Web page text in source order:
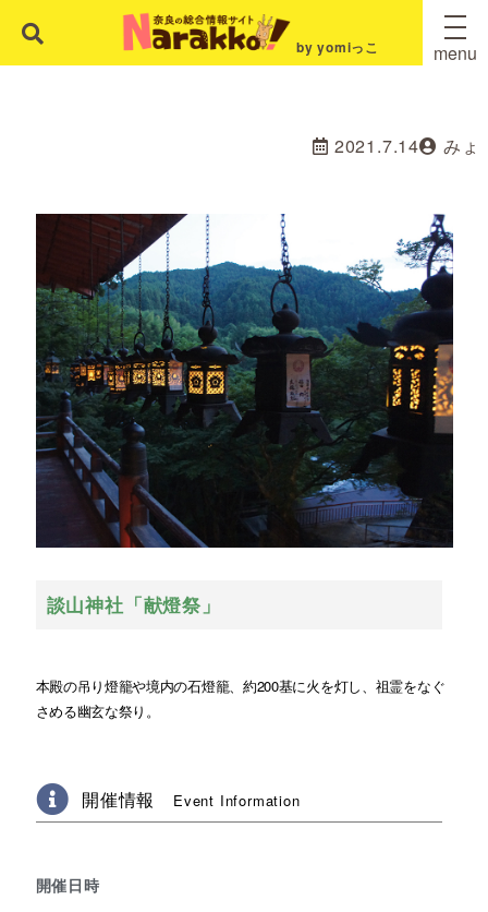
by yomiっこ menu
2021.7.14 みょ
談山神社「献燈祭」
本殿の吊り燈籠や境内の石燈籠、約200基に火を灯し、祖霊をなぐ
さめる幽玄な祭り。
開催情報 Event Information
開催日時